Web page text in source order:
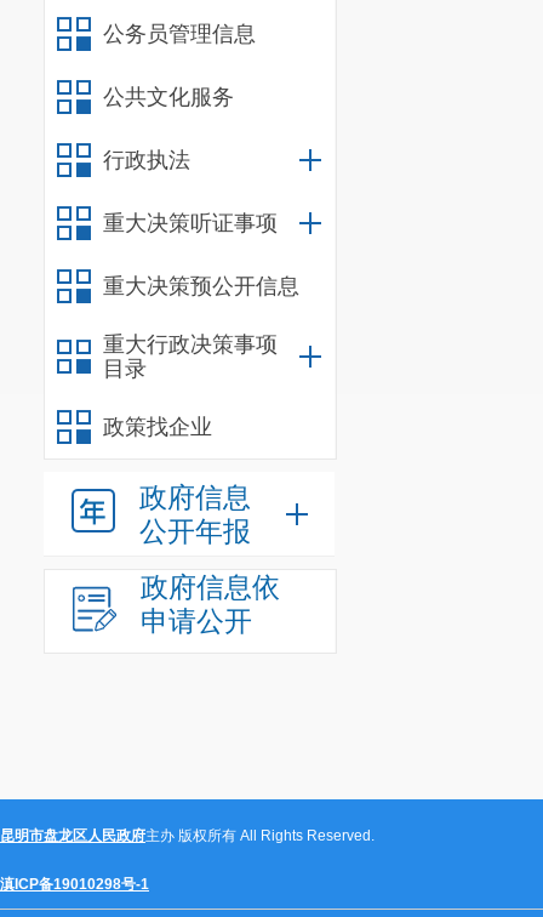
公务员管理信息
公共文化服务
行政执法
重大决策听证事项
重大决策预公开信息
重大行政决策事项
目录
政策找企业
政府信息
公开年报
政府信息依
申请公开
昆明市盘龙区人民政府主办 版权所有 All Rights Reserved.
滇ICP备19010298号-1